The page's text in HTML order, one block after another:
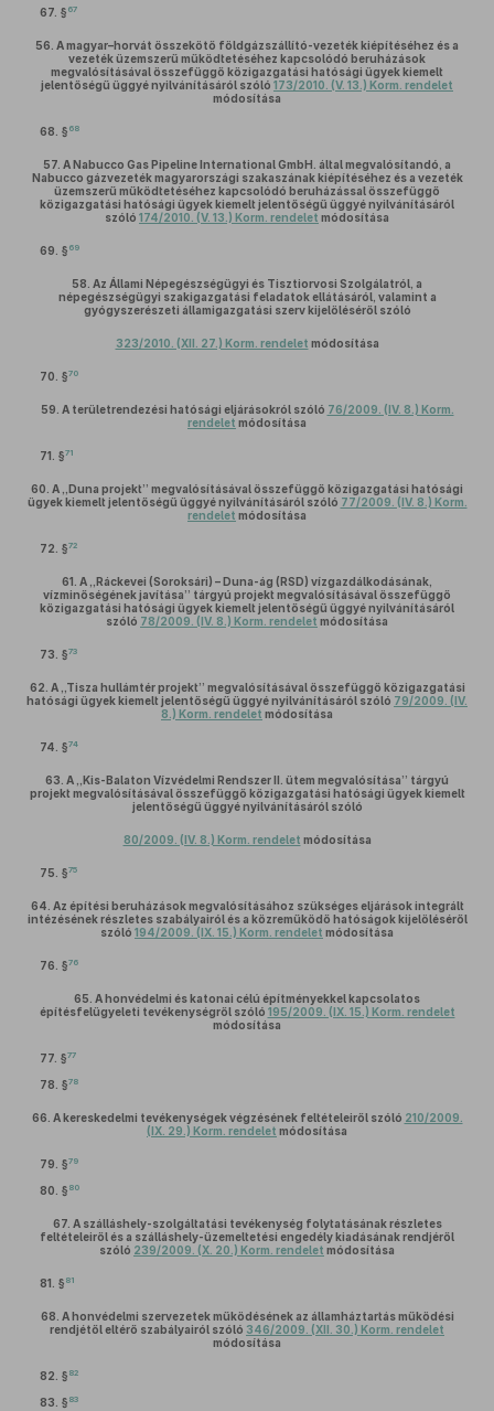
67. § 67
56. A magyar–horvát összekötő földgázszállító-vezeték kiépítéséhez és a
vezeték üzemszerű működtetéséhez kapcsolódó beruházások
megvalósításával összefüggő közigazgatási hatósági ügyek kiemelt
jelentőségű üggyé nyilvánításáról szóló 173/2010. (V. 13.) Korm. rendelet
módosítása
68. § 68
57. A Nabucco Gas Pipeline International GmbH. által megvalósítandó, a
Nabucco gázvezeték magyarországi szakaszának kiépítéséhez és a vezeték
üzemszerű működtetéséhez kapcsolódó beruházással összefüggő
közigazgatási hatósági ügyek kiemelt jelentőségű üggyé nyilvánításáról
szóló 174/2010. (V. 13.) Korm. rendelet módosítása
69. § 69
58. Az Állami Népegészségügyi és Tisztiorvosi Szolgálatról, a
népegészségügyi szakigazgatási feladatok ellátásáról, valamint a
gyógyszerészeti államigazgatási szerv kijelöléséről szóló
323/2010. (XII. 27.) Korm. rendelet módosítása
70. §70
59. A területrendezési hatósági eljárásokról szóló 76/2009. (IV. 8.) Korm.
rendelet módosítása
71. §71
60. A „Duna projekt” megvalósításával összefüggő közigazgatási hatósági
ügyek kiemelt jelentőségű üggyé nyilvánításáról szóló 77/2009. (IV. 8.) Korm.
rendelet módosítása
72. §72
61. A „Ráckevei (Soroksári) – Duna-ág (RSD) vízgazdálkodásának,
vízminőségének javítása” tárgyú projekt megvalósításával összefüggő
közigazgatási hatósági ügyek kiemelt jelentőségű üggyé nyilvánításáról
szóló 78/2009. (IV. 8.) Korm. rendelet módosítása
73. §73
62. A „Tisza hullámtér projekt” megvalósításával összefüggő közigazgatási
hatósági ügyek kiemelt jelentőségű üggyé nyilvánításáról szóló 79/2009. (IV.
8.) Korm. rendelet módosítása
74. §74
63. A „Kis-Balaton Vízvédelmi Rendszer II. ütem megvalósítása” tárgyú
projekt megvalósításával összefüggő közigazgatási hatósági ügyek kiemelt
jelentőségű üggyé nyilvánításáról szóló
80/2009. (IV. 8.) Korm. rendelet módosítása
75. §75
64. Az építési beruházások megvalósításához szükséges eljárások integrált
intézésének részletes szabályairól és a közreműködő hatóságok kijelöléséről
szóló 194/2009. (IX. 15.) Korm. rendelet módosítása
76. §76
65. A honvédelmi és katonai célú építményekkel kapcsolatos
építésfelügyeleti tevékenységről szóló 195/2009. (IX. 15.) Korm. rendelet
módosítása
77. §77
78. §78
66. A kereskedelmi tevékenységek végzésének feltételeiről szóló 210/2009.
(IX. 29.) Korm. rendelet módosítása
79. §79
80. § 80
67. A szálláshely-szolgáltatási tevékenység folytatásának részletes
feltételeiről és a szálláshely-üzemeltetési engedély kiadásának rendjéről
szóló 239/2009. (X. 20.) Korm. rendelet módosítása
81. § 81
68. A honvédelmi szervezetek működésének az államháztartás működési
rendjétől eltérő szabályairól szóló 346/2009. (XII. 30.) Korm. rendelet
módosítása
82. § 82
83. § 83